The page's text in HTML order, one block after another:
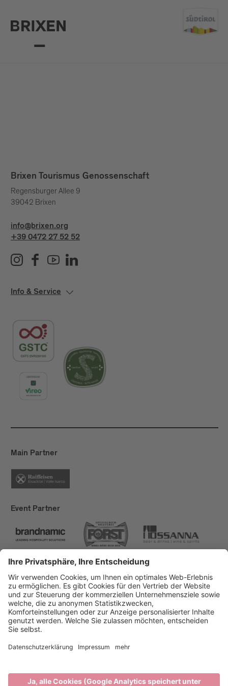
Brixen Tourismus Genossenschaft
Regensburger Allee 9
39042 Brixen
info@brixen.org
+39 0472 27 52 52
Info & Service
Main Partner
Event Partner
Brixen Tourismus
Privacy
Impressum
Förderungen
produced by